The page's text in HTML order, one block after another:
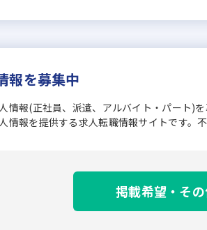
報を募集中
情報(正社員、派遣、アルバイト・パート)
情報を提供する求人転職情報サイトです。
掲載希望・そ